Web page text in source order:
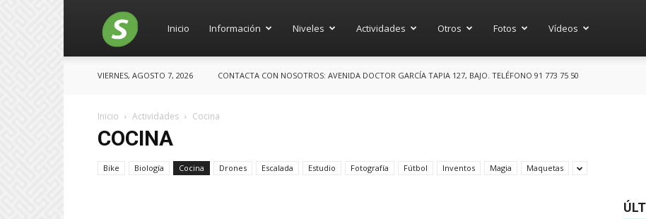
Salces
Inicio Información Niveles Actividades Otros Fotos Vídeos
VIERNES, AGOSTO 7, 2026 CONTACTA CON NOSOTROS: AVENIDA DOCTOR GARCÍA TAPIA 127, BAJO. TELÉFONO 91 773 75 50
Inicio Actividades Cocina
COCINA
Bike Biología Cocina Drones Escalada Estudio Fotografía Fútbol Inventos Magia Maquetas